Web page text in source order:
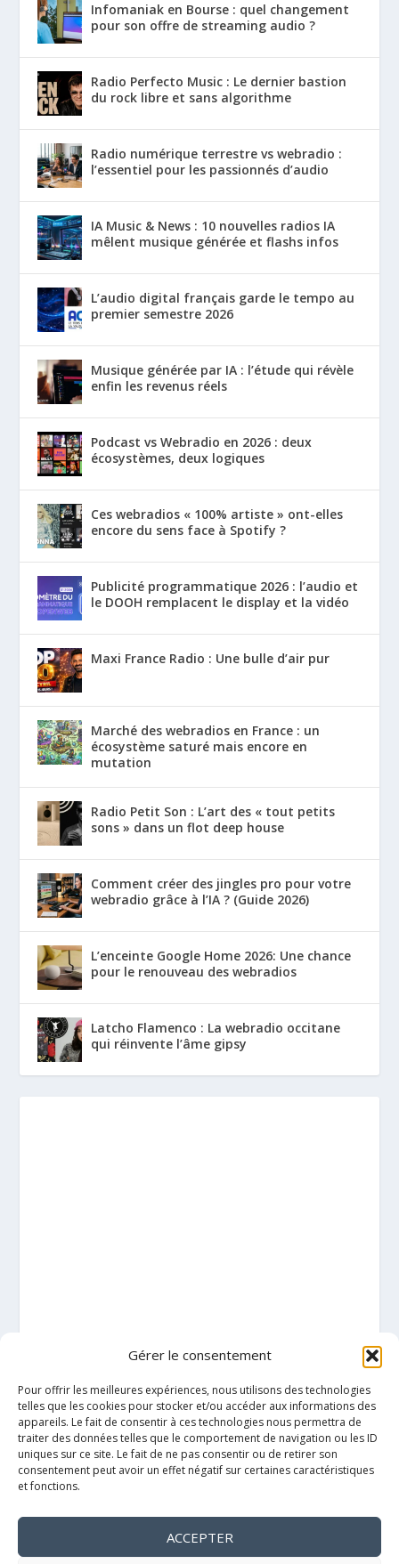
Gérer le consentement
Pour offrir les meilleures expériences, nous utilisons des technologies
telles que les cookies pour stocker et/ou accéder aux informations des
appareils. Le fait de consentir à ces technologies nous permettra de
traiter des données telles que le comportement de navigation ou les ID
uniques sur ce site. Le fait de ne pas consentir ou de retirer son
consentement peut avoir un effet négatif sur certaines caractéristiques
et fonctions.
ACCEPTER
Infomaniak en Bourse : quel changement
pour son offre de streaming audio ?
Radio Perfecto Music : Le dernier bastion
du rock libre et sans algorithme
Radio numérique terrestre vs webradio :
l’essentiel pour les passionnés d’audio
IA Music & News : 10 nouvelles radios IA
mêlent musique générée et flashs infos
L’audio digital français garde le tempo au
premier semestre 2026
Musique générée par IA : l’étude qui révèle
enfin les revenus réels
Podcast vs Webradio en 2026 : deux
écosystèmes, deux logiques
Ces webradios « 100% artiste » ont-elles
encore du sens face à Spotify ?
Publicité programmatique 2026 : l’audio et
le DOOH remplacent le display et la vidéo
Maxi France Radio : Une bulle d’air pur
Marché des webradios en France : un
écosystème saturé mais encore en
mutation
Radio Petit Son : L’art des « tout petits
sons » dans un flot deep house
Comment créer des jingles pro pour votre
webradio grâce à l’IA ? (Guide 2026)
L’enceinte Google Home 2026: Une chance
pour le renouveau des webradios
Latcho Flamenco : La webradio occitane
qui réinvente l’âme gipsy
Mentions légales